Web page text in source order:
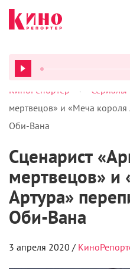
ВСЕ ПОДКАСТЫ
КиноРепортер > Сериалы
мертвецов» и «Меча
Оби-Вана
Сценарист
мертвецов» и
Артура»
Оби-Вана
3 апреля 2020 /